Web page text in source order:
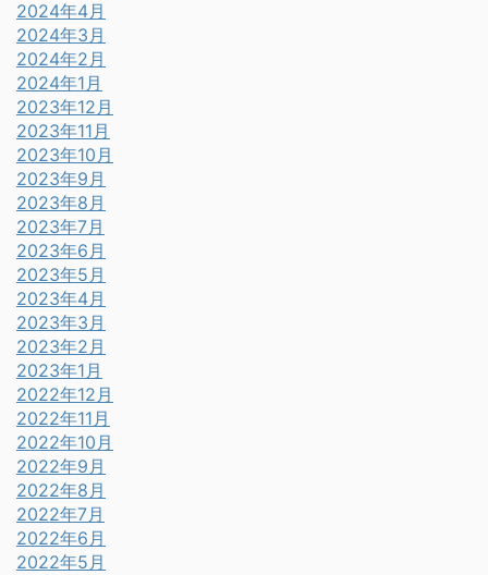
2024年4月
2024年3月
2024年2月
2024年1月
2023年12月
2023年11月
2023年10月
2023年9月
2023年8月
2023年7月
2023年6月
2023年5月
2023年4月
2023年3月
2023年2月
2023年1月
2022年12月
2022年11月
2022年10月
2022年9月
2022年8月
2022年7月
2022年6月
2022年5月